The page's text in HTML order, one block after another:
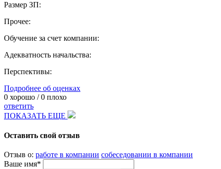
Размер ЗП:
Прочее:
Обучение за счет компании:
Адекватность начальства:
Перспективы:
Подробнее об оценках
0 хорошо /0 плохо
ответить
ПОКАЗАТЬ ЕЩЕ
Оставить свой отзыв
Отзыв о: работе в компании собеседовании в компании
Ваше имя*